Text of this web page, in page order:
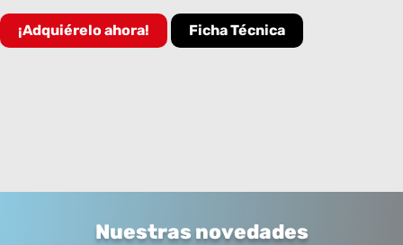
¡Adquiérelo ahora! Ficha Técnica
Nuestras novedades